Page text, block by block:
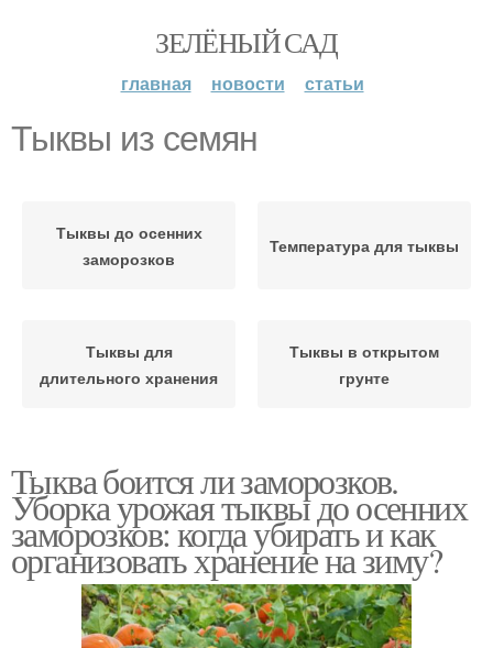
ЗЕЛЁНЫЙ САД
главная новости статьи
Тыквы из семян
Тыквы до осенних
заморозков
Температура для тыквы
Тыквы для
длительного хранения
Тыквы в открытом
грунте
Тыква боится ли заморозков.
Уборка урожая тыквы до осенних
заморозков: когда убирать и как
организовать хранение на зиму?